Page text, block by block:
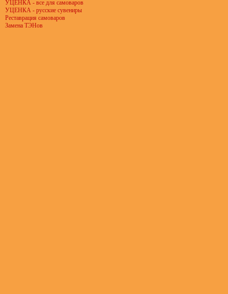
УЦЕНКА - все для самоваров
УЦЕНКА - русские сувениры
Реставрация самоваров
Замена ТЭНов